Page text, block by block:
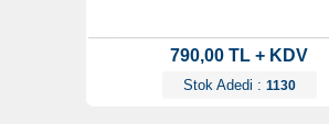
790,00 TL + KDV
Stok Adedi : 1130